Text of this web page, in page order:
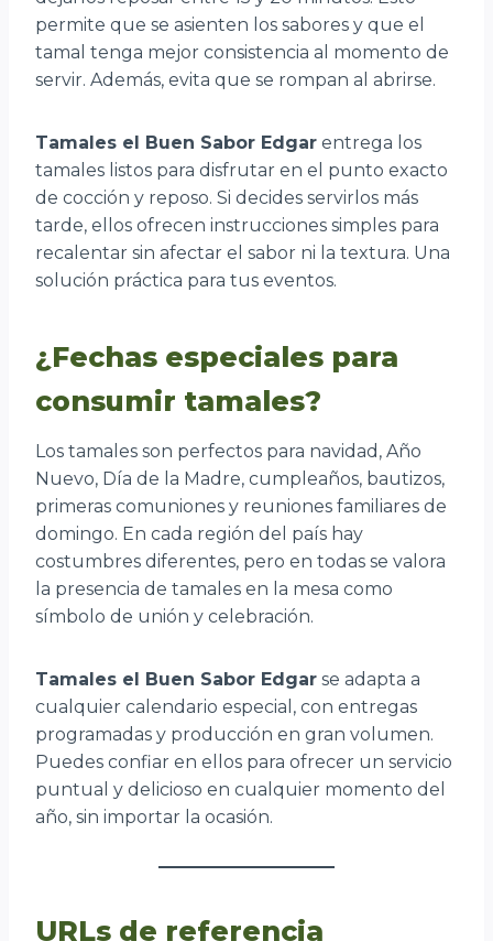
permite que se asienten los sabores y que el
tamal tenga mejor consistencia al momento de
servir. Además, evita que se rompan al abrirse.
Tamales el Buen Sabor Edgar entrega los
tamales listos para disfrutar en el punto exacto
de cocción y reposo. Si decides servirlos más
tarde, ellos ofrecen instrucciones simples para
recalentar sin afectar el sabor ni la textura. Una
solución práctica para tus eventos.
¿Fechas especiales para
consumir tamales?
Los tamales son perfectos para navidad, Año
Nuevo, Día de la Madre, cumpleaños, bautizos,
primeras comuniones y reuniones familiares de
domingo. En cada región del país hay
costumbres diferentes, pero en todas se valora
la presencia de tamales en la mesa como
símbolo de unión y celebración.
Tamales el Buen Sabor Edgar se adapta a
cualquier calendario especial, con entregas
programadas y producción en gran volumen.
Puedes confiar en ellos para ofrecer un servicio
puntual y delicioso en cualquier momento del
año, sin importar la ocasión.
URLs de referencia